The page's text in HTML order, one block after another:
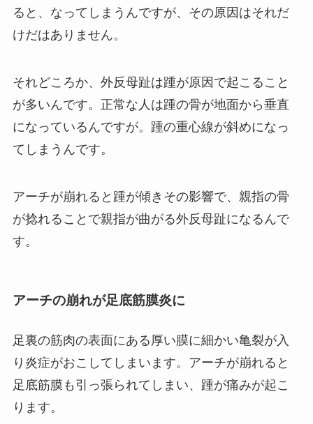
ると、なってしまうんですが、その原因はそれだ
けだはありません。
それどころか、外反母趾は踵が原因で起こること
が多いんです。正常な人は踵の骨が地面から垂直
になっているんですが。踵の重心線が斜めになっ
てしまうんです。
アーチが崩れると踵が傾きその影響で、親指の骨
が捻れることで親指が曲がる外反母趾になるんで
す。
アーチの崩れが足底筋膜炎に
足裏の筋肉の表面にある厚い膜に細かい亀裂が入
り炎症がおこしてしまいます。アーチが崩れると
足底筋膜も引っ張られてしまい、踵が痛みが起こ
ります。